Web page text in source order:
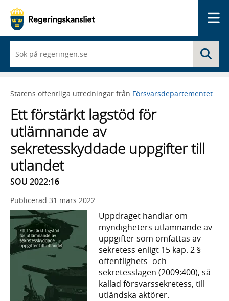
du
börjar
skriva
framträder
lista
med
sökförslag
Statens offentliga utredningar från Försvarsdepartementet
Ett förstärkt lagstöd för
utlämnande av
sekretesskyddade uppgifter till
utlandet
SOU 2022:16
Publicerad 31 mars 2022
Uppdraget handlar om
myndigheters utlämnande av
uppgifter som omfattas av
sekretess enligt 15 kap. 2 §
offentlighets- och
sekretesslagen (2009:400), så
kallad försvarssekretess, till
utländska aktörer.